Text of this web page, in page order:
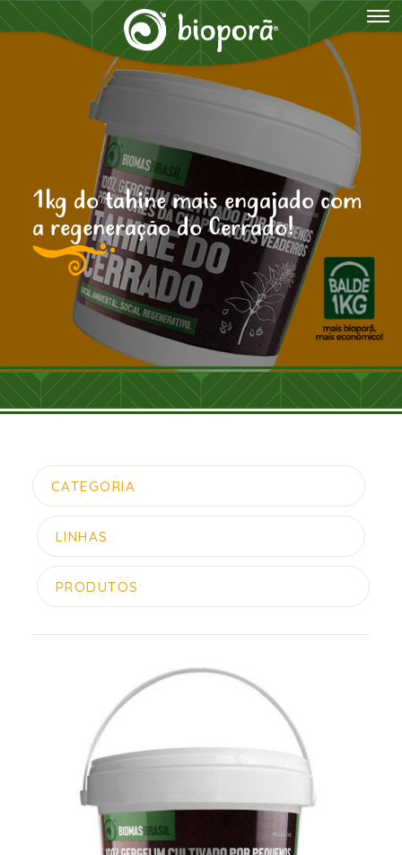
1kg do tahine mais engajado com
a regeneração do Cerrado!